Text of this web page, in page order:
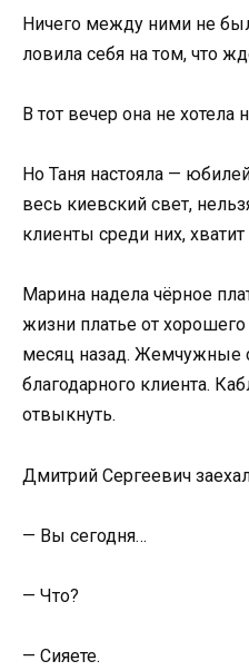
Ничего между ними не
ловила себя на том, что
В тот вечер она не хотела
Но Таня настояла —
весь киевский свет,
клиенты среди них,
Марина надела чёрное
жизни платье от
месяц назад. Жемчужные
благодарного клиента.
отвыкнуть.
Дмитрий Сергеевич
— Вы сегодня…
— Что?
— Сияете.